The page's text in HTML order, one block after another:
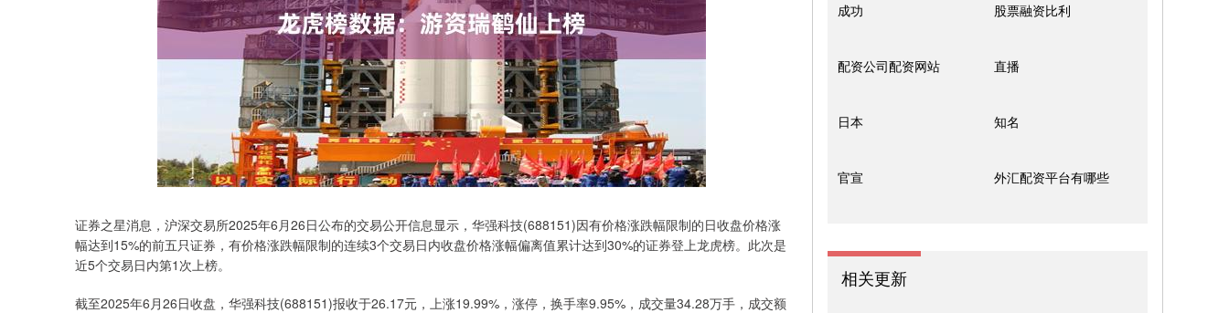
证券之星消息，沪深交易所2025年6月26日公布的交易公开信息显示，华强科技(688151)因有价格涨跌幅限制的日收盘价格涨
幅达到15%的前五只证券，有价格涨跌幅限制的连续3个交易日内收盘价格涨幅偏离值累计达到30%的证券登上龙虎榜。此次是
近5个交易日内第1次上榜。
截至2025年6月26日收盘，华强科技(688151)报收于26.17元，上涨19.99%，涨停，换手率9.95%，成交量34.28万手，成交额
成功 股票融资比利
配资公司配资网站 直播
日本 知名
官宣 外汇配资平台有哪些
相关更新